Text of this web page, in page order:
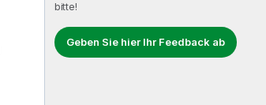
bitte!
Geben Sie hier Ihr Feedback ab